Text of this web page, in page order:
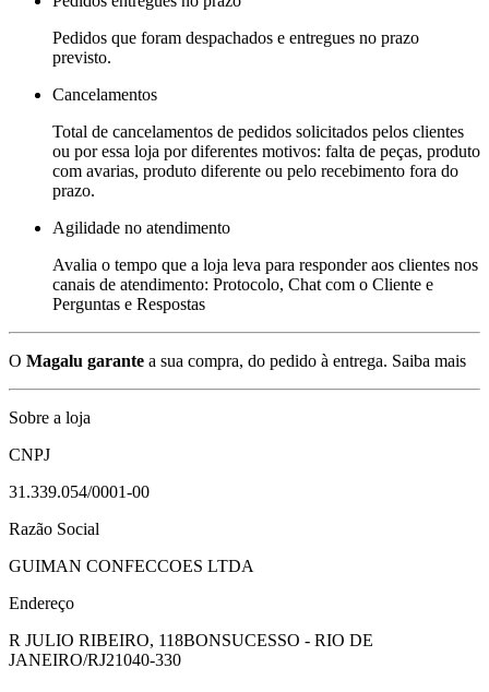
Pedidos que foram despachados e entregues no prazo
previsto.
Cancelamentos
Total de cancelamentos de pedidos solicitados pelos clientes
ou por essa loja por diferentes motivos: falta de peças, produto
com avarias, produto diferente ou pelo recebimento fora do
prazo.
Agilidade no atendimento
Avalia o tempo que a loja leva para responder aos clientes nos
canais de atendimento: Protocolo, Chat com o Cliente e
Perguntas e Respostas
O Magalu garante a sua compra, do pedido à entrega. Saiba mais
Sobre a loja
CNPJ
31.339.054/0001-00
Razão Social
GUIMAN CONFECCOES LTDA
Endereço
R JULIO RIBEIRO, 118BONSUCESSO - RIO DE
JANEIRO/RJ21040-330